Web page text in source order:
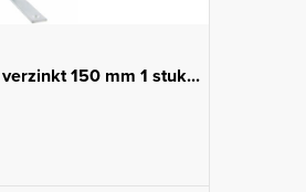
150 mm 1 stuk...